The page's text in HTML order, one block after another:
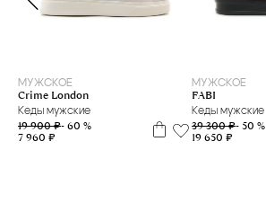
МУЖСКОЕ
Crime London
Кеды мужские
19 900 ₽- 60 %
7 960 ₽
МУЖСКОЕ
FABI
Кеды мужские
39 300 ₽- 50 %
19 650 ₽